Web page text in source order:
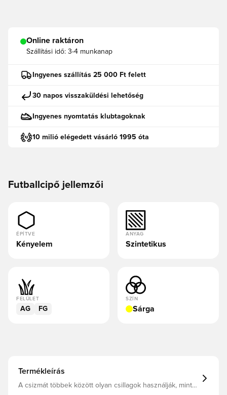
Online raktáron
Szállítási idő: 3-4 munkanap
Ingyenes szállítás 25 000 Ft felett
30 napos visszaküldési lehetőség
Ingyenes nyomtatás klubtagoknak
10 milió elégedett vásárló 1995 óta
Futballcipő jellemzői
ÉPÍTVE
Kényelem
ANYAG
Szintetikus
FELÜLET
AG FG
SZÍN
Sárga
Termékleírás
A csizmát többek között olyan csillagok használják, mint